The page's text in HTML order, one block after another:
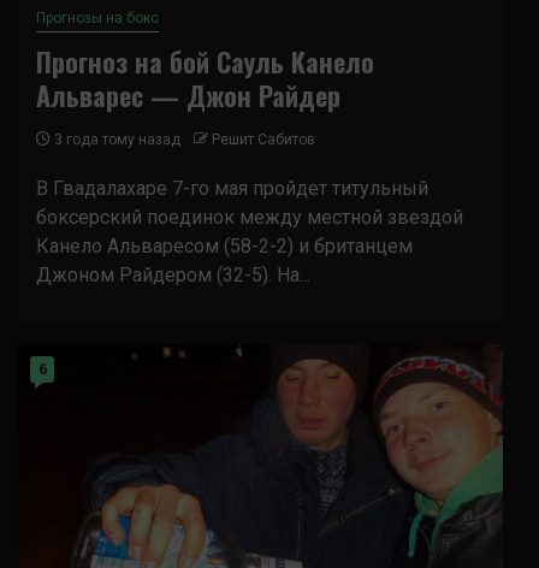
Прогнозы на бокс
Прогноз на бой Сауль Канело
Альварес — Джон Райдер
3 года тому назад Решит Сабитов
В Гвадалахаре 7-го мая пройдет титульный
боксерский поединок между местной звездой
Канело Альваресом (58-2-2) и британцем
Джоном Райдером (32-5). На...
6